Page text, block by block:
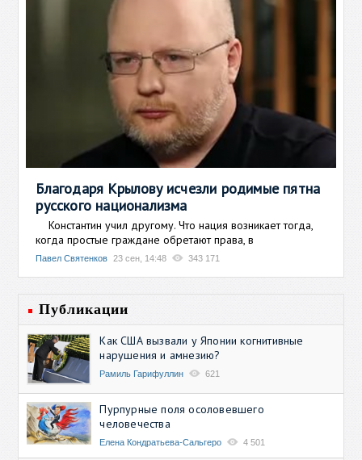
Благодаря Крылову исчезли родимые пятна
русского национализма
Константин учил другому. Что нация возникает тогда,
когда простые граждане обретают права, в
Павел Святенков 23 сен, 14:48 343 171
Публикации
Как США вызвали у Японии когнитивные
нарушения и амнезию?
Рамиль Гарифуллин 621
Пурпурные поля осоловевшего
человечества
Елена Кондратьева-Сальгеро 4 501